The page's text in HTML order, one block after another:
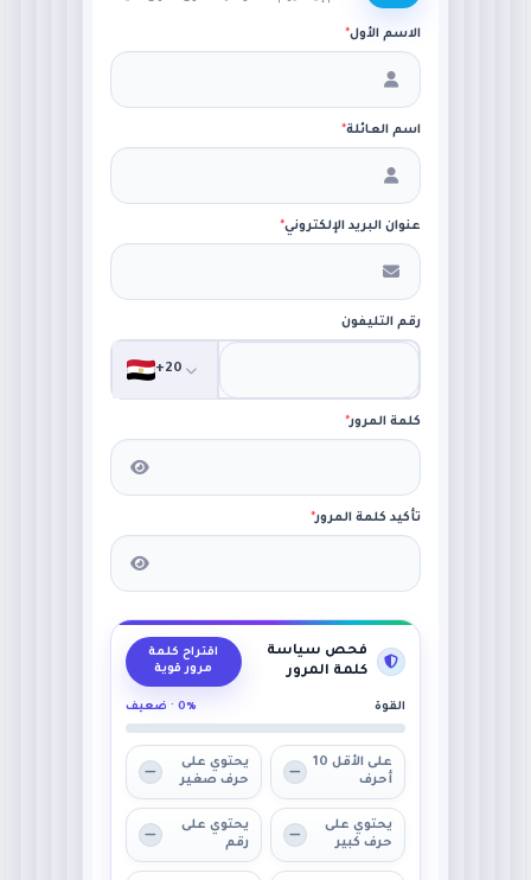
الاسم الأول*
اسم العائلة*
عنوان البريد الإلكتروني*
رقم التليفون
+20
كلمة المرور*
تأكيد كلمة المرور*
فحص سياسة
كلمة المرور
اقتراح كلمة
مرور قوية
القوة 0% · ضعيف
على الأقل 10
أحرف
يحتوي على
حرف صغير
يحتوي على
حرف كبير
يحتوي على
رقم